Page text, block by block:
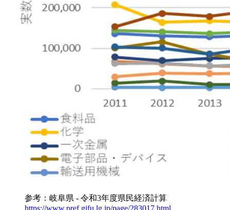
参考：岐阜県 - 令和3年度県民経済計算
https://www.pref.gifu.lg.jp/page/283017.html